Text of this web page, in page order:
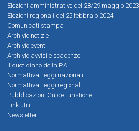
Elezioni amministrative del 28/29 maggio 2023
Elezioni regionali del 25 febbraio 2024
Comunicati stampa
Archivio notizie
Archivio eventi
Archivio avvisi e scadenze
Il quotidiano della P.A.
Normattiva: leggi nazionali
Normattiva: leggi regionali
Pubblicazioni Guide Turistiche
Link utili
Newsletter